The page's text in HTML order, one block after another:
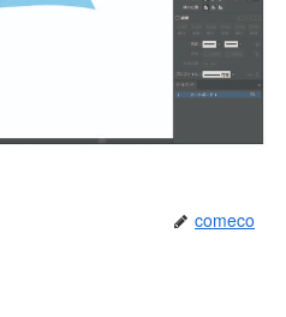
comeco